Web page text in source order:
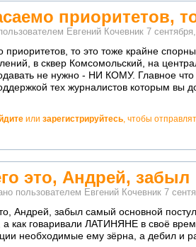
приоритетов,
Евгений Кочевник 7
приоритетов, то это тоже крайне
в сквер Комсомольский, на
не нужно - НИ КОМУ. Главное
тех журналистов которым вы
или зарегистрируйтесь, чтобы
это, Андрей, забыл
пользователем Евгений Кочевник 7
Андрей, забыл самый основной
а как говаривали ЛАТИНЯНЕ в своё
необходимые ему зёрна, а дебил и